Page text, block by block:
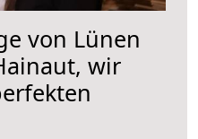
von Lünen
wir